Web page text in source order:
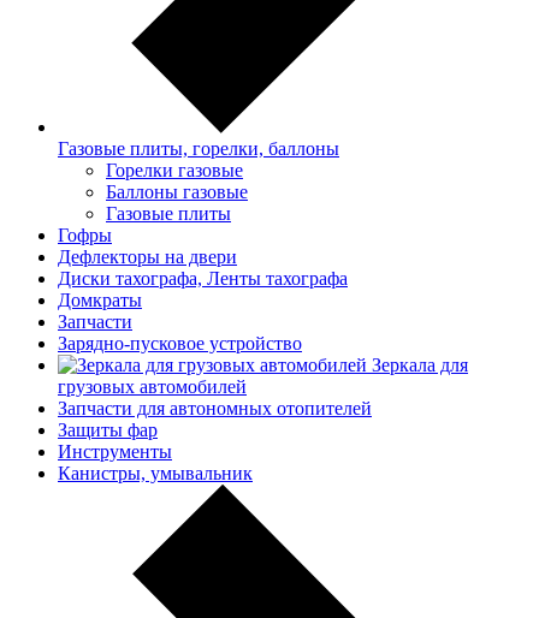
Газовые плиты, горелки, баллоны
Горелки газовые
Баллоны газовые
Газовые плиты
Гофры
Дефлекторы на двери
Диски тахографа, Ленты тахографа
Домкраты
Запчасти
Зарядно-пусковое устройство
Зеркала для
грузовых автомобилей
Запчасти для автономных отопителей
Защиты фар
Инструменты
Канистры, умывальник